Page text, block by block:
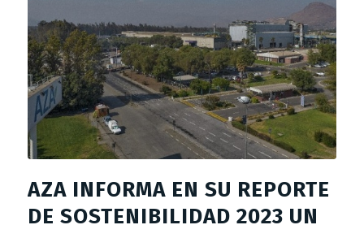
AZA INFORMA EN SU REPORTE
DE SOSTENIBILIDAD 2023 UN